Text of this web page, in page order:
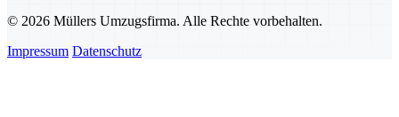
© 2026 Müllers Umzugsfirma. Alle Rechte vorbehalten.
Impressum Datenschutz